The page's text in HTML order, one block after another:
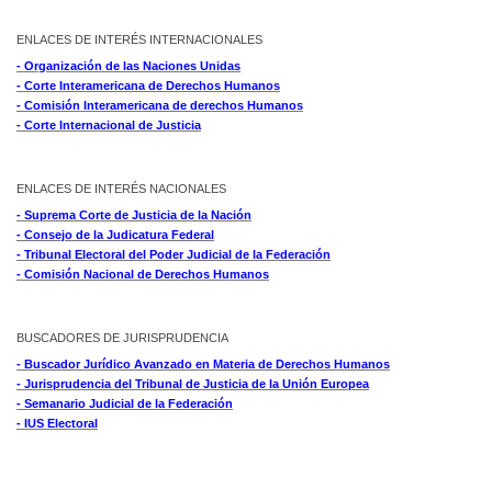
ENLACES DE INTERÉS INTERNACIONALES
- Organización de las Naciones Unidas
- Corte Interamericana de Derechos Humanos
- Comisión Interamericana de derechos Humanos
- Corte Internacional de Justicia
ENLACES DE INTERÉS NACIONALES
- Suprema Corte de Justicia de la Nación
- Consejo de la Judicatura Federal
- Tribunal Electoral del Poder Judicial de la Federación
- Comisión Nacional de Derechos Humanos
BUSCADORES DE JURISPRUDENCIA
- Buscador Jurídico Avanzado en Materia de Derechos Humanos
- Jurisprudencia del Tribunal de Justicia de la Unión Europea
- Semanario Judicial de la Federación
- IUS Electoral